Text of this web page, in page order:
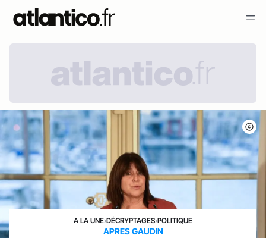
A LA UNE›DÉCRYPTAGES›POLITIQUE
APRES GAUDIN